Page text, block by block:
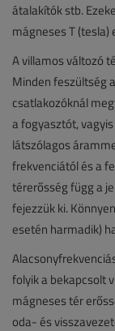
átalakítók stb.
mágneses T (tesla)
A villamos változó
Minden feszültség
csatlakozóknál
a fogyasztót,
látszólagos
frekvenciától és a
térerősség függ a
fejezzük ki.
esetén harmadik)
folyik a bekapcsolt
mágneses tér
oda- és